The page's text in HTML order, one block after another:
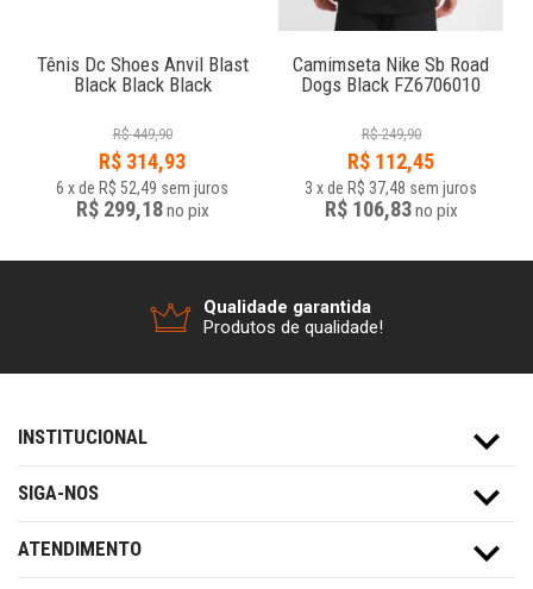
Tênis Dc Shoes Anvil Blast
Black Black Black
R$ 449,90
R$ 314,93
6 xde R$ 52,49 sem juros
R$ 299,18no pix
Camimseta Nike Sb Road
Dogs Black FZ6706010
R$ 249,90
R$ 112,45
3 xde R$ 37,48 sem juros
R$ 106,83no pix
Qualidade garantida
Produtos de qualidade!
INSTITUCIONAL
SIGA-NOS
ATENDIMENTO